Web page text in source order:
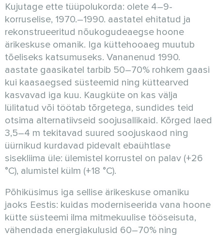
Kujutage ette tüüpolukorda: olete 4–9-
korruselise, 1970.–1990. aastatel ehitatud ja
rekonstrueeritud nõukogudeaegse hoone
ärikeskuse omanik. Iga küttehooaeg muutub
tõeliseks katsumuseks. Vananenud 1990.
aastate gaasikatel tarbib 50–70% rohkem gaasi
kui kaasaegsed süsteemid ning küttearved
kasvavad iga kuu. Kaugküte on kas välja
lülitatud või töötab tõrgetega, sundides teid
otsima alternatiivseid soojusallikaid. Kõrged laed
3,5–4 m tekitavad suured soojuskaod ning
üürnikud kurdavad pidevalt ebaühtlase
sisekliima üle: ülemistel korrustel on palav (+26
°C), alumistel külm (+18 °C).
Põhiküsimus iga sellise ärikeskuse omaniku
jaoks Eestis: kuidas moderniseerida vana hoone
kütte süsteemi ilma mitmekuulise tööseisuta,
vähendada energiakulusid 60–70% ning